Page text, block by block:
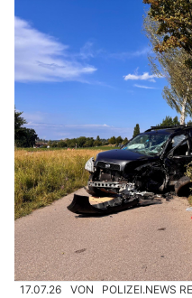
17.07.26 VON POLIZEI.NEWS